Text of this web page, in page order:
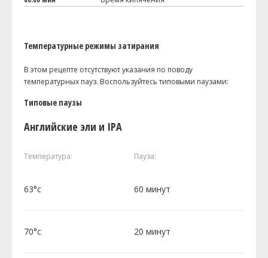
Температурные режимы затирания
В этом рецепте отсутствуют указания по поводу
температурных пауз. Воспользуйтесь типовыми паузами:
Типовые паузы
Английские эли и IPA
Температура: Пауза:
63°c 60 минут
70°c 20 минут